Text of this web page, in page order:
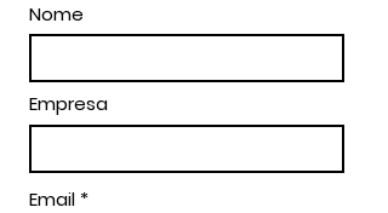
Nome
Empresa
Email